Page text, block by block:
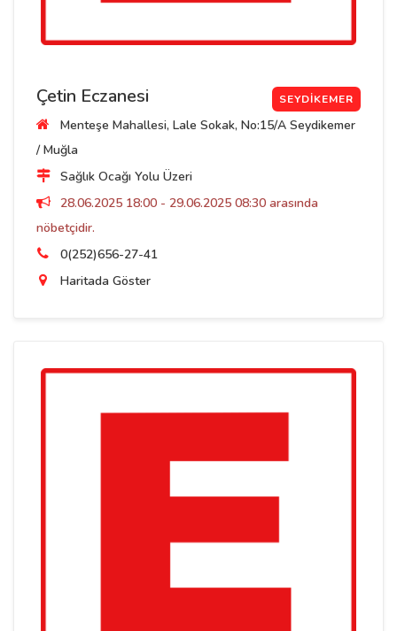
Çetin Eczanesi SEYDIKEMER
Menteşe Mahallesi, Lale Sokak, No:15/A Seydikemer
/ Muğla
Sağlık Ocağı Yolu Üzeri
28.06.2025 18:00 - 29.06.2025 08:30 arasında
nöbetçidir.
0(252)656-27-41
Haritada Göster